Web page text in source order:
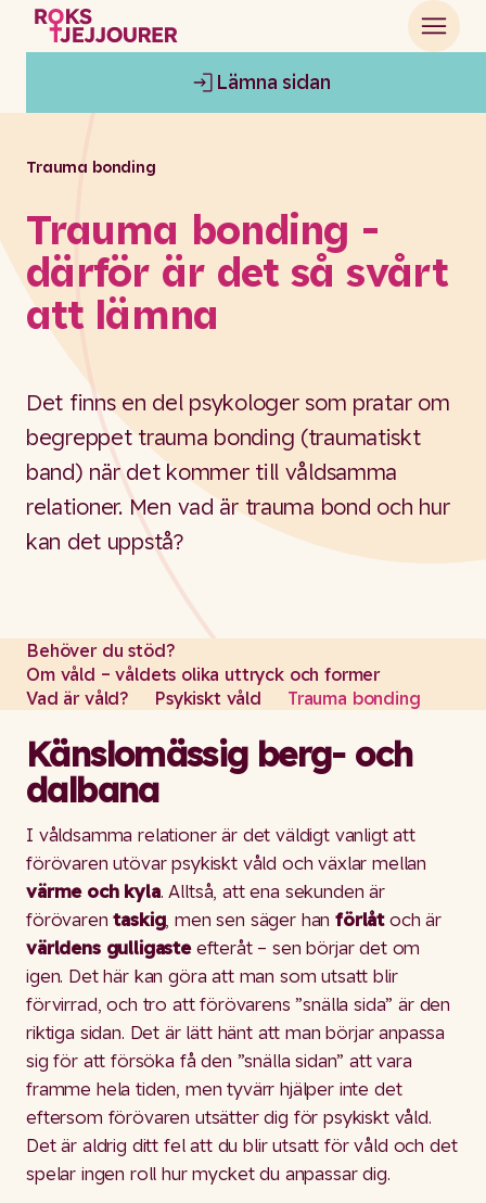
Lämna sidan
Trauma bonding
Trauma bonding -
därför är det så svårt
att lämna
Det finns en del psykologer som pratar om
begreppet trauma bonding (traumatiskt
band) när det kommer till våldsamma
relationer. Men vad är trauma bond och hur
kan det uppstå?
Behöver du stöd?
Om våld – våldets olika uttryck och former
Vad är våld?
Psykiskt våld Trauma bonding
Känslomässig berg- och
dalbana
I våldsamma relationer är det väldigt vanligt att
förövaren utövar psykiskt våld och växlar mellan
värme och kyla. Alltså, att ena sekunden är
förövarentaskig, men sen säger hanförlåtoch är
världens gulligasteefteråt – sen börjar det om
igen. Det här kan göra att man som utsatt blir
förvirrad, och tro att förövarens ”snälla sida” är den
riktiga sidan. Det är lätt hänt att man börjar anpassa
sig för att försöka få den ”snälla sidan” att vara
framme hela tiden, men tyvärr hjälper inte det
eftersom förövaren utsätter dig för psykiskt våld.
Det är aldrig ditt fel att du blir utsatt för våld och det
spelar ingen roll hur mycket du anpassar dig.